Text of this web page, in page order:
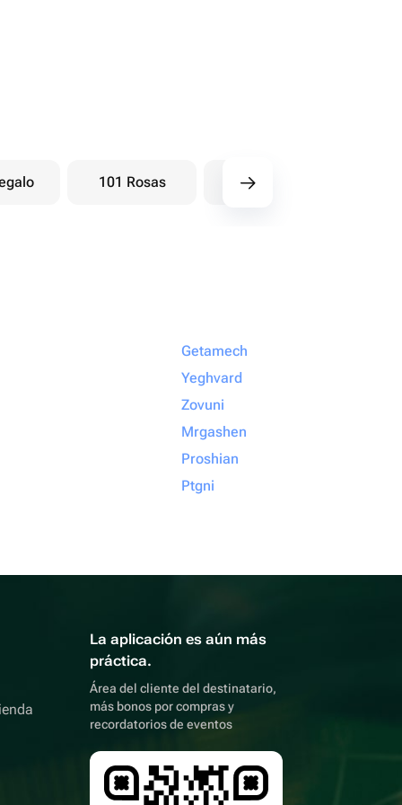
101 Rosas Ramos baya
Getamech
Yeghvard
Zovuni
Mrgashen
Proshian
Ptgni
La aplicación es aún más
práctica.
Área del cliente del destinatario,
más bonos por compras y
recordatorios de eventos